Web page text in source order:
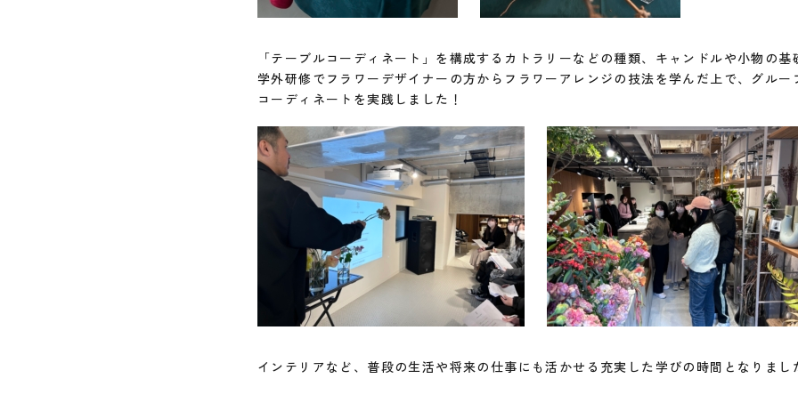
「テーブルコーディネート」を構成するカトラリーなどの種類、キャンドルや小物の
学外研修でフラワーデザイナーの方からフラワーアレンジの技法を学んだ上で、グル
コーディネートを実践しました！
インテリアなど、普段の生活や将来の仕事にも活かせる充実した学びの時間となりまし